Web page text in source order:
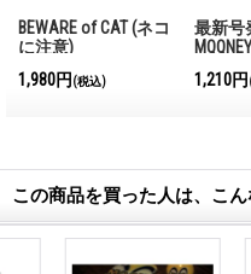
BEWARE of CAT (ネコ
に注意)
1,980円 (税込)
最新号
1,210円
この商品を買った人は、こ